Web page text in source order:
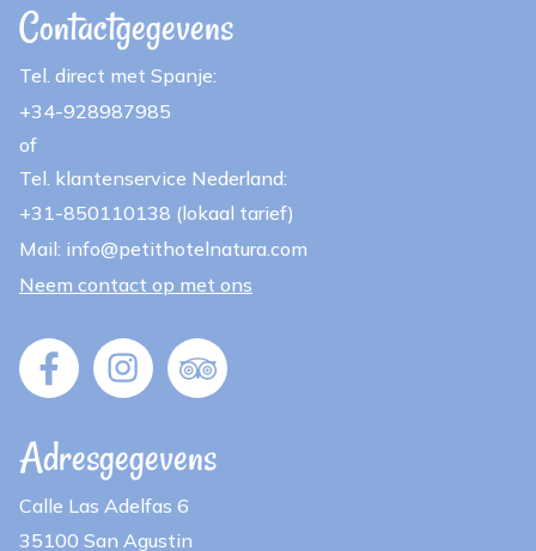
Contactgegevens
Tel. direct met Spanje:
+34-928987985
of
Tel. klantenservice Nederland:
+31-850110138 (lokaal tarief)
Mail: info@petithotelnatura.com
Neem contact op met ons
Adresgegevens
Calle Las Adelfas 6
35100 San Agustin